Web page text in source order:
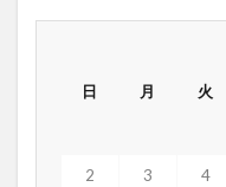
日 月 火
2 3 4